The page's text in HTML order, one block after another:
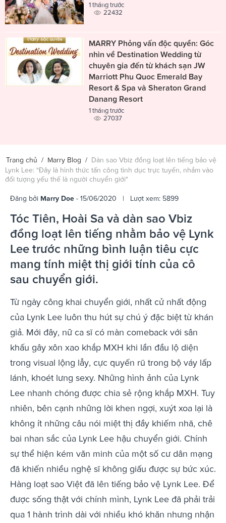
1 tháng trước
22432
MARRY Phỏng vấn độc quyền: Góc
nhìn về Destination Wedding từ
chuyên gia đến từ khách sạn JW
Marriott Phu Quoc Emerald Bay
Resort & Spa và Sheraton Grand
Danang Resort
1 tháng trước
27037
Trang chủ / Marry Blog / Dàn sao Vbiz đồng loạt lên tiếng bảo vệ
Lynk Lee: "Đây là hình thức tấn công tình dục trực tuyến, nhắm vào
đối tượng yếu thế là người chuyển giới"
Đăng bởi Marry Doe - 15/06/2020 | Lượt xem: 5899
Tóc Tiên, Hoài Sa và dàn sao Vbiz
đồng loạt lên tiếng nhằm bảo vệ Lynk
Lee trước những bình luận tiêu cực
mang tính miệt thị giới tính của cô
sau chuyển giới.
Từ ngày công khai chuyển giới, nhất cử nhất động
của Lynk Lee luôn thu hút sự chú ý đặc biệt từ khán
giả. Mới đây, nữ ca sĩ có màn comeback với sân
khấu gây xôn xao khắp MXH khi lần đầu lộ diện
trong visual lộng lẫy, cực quyến rũ trong bộ váy lấp
lánh, khoét lưng sexy. Những hình ảnh của Lynk
Lee nhanh chóng được chia sẻ rộng khắp MXH. Tuy
nhiên, bên cạnh những lời khen ngợi, xuýt xoa lại là
không ít những câu nói miệt thị đầy khiếm nhã, chê
bai nhan sắc của Lynk Lee hậu chuyển giới. Chính
sự thể hiện kém văn minh của một số cư dân mạng
đã khiến nhiều nghệ sĩ không giấu được sự bức xúc.
Hàng loạt sao Việt đã lên tiếng bảo vệ Lynk Lee. Để
được sống thật với chính mình, Lynk Lee đã phải trải
qua 1 hành trình dài với nhiều khó khăn nhưng nhận